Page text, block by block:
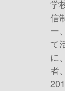
学
信
ー
て
に
者